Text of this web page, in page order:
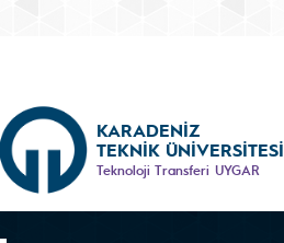
KARADENİZ
TEKNİK ÜNİVERSİTESİ
Teknoloji Transferi UYGAR